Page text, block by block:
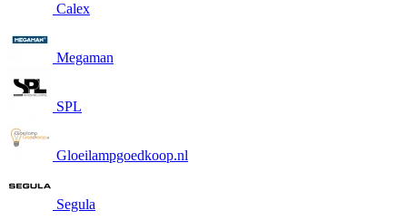
Calex
Megaman
SPL
Gloeilampgoedkoop.nl
Segula